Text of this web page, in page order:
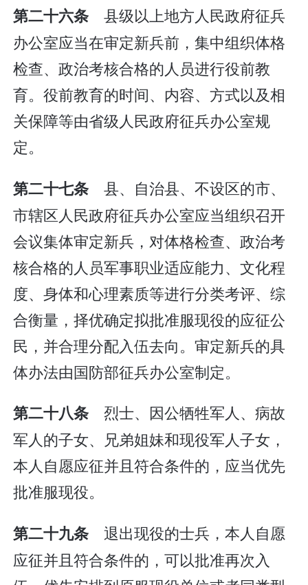
第二十六条 县级以上地方人民政府征兵
办公室应当在审定新兵前，集中组织体格
检查、政治考核合格的人员进行役前教
育。役前教育的时间、内容、方式以及相
关保障等由省级人民政府征兵办公室规
定。
第二十七条 县、自治县、不设区的市、
市辖区人民政府征兵办公室应当组织召开
会议集体审定新兵，对体格检查、政治考
核合格的人员军事职业适应能力、文化程
度、身体和心理素质等进行分类考评、综
合衡量，择优确定拟批准服现役的应征公
民，并合理分配入伍去向。审定新兵的具
体办法由国防部征兵办公室制定。
第二十八条 烈士、因公牺牲军人、病故
军人的子女、兄弟姐妹和现役军人子女，
本人自愿应征并且符合条件的，应当优先
批准服现役。
第二十九条 退出现役的士兵，本人自愿
应征并且符合条件的，可以批准再次入